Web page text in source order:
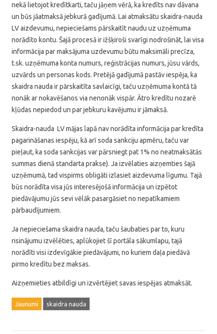
nekā lietojot kredītkarti, taču jāņem vērā, ka kredīts nav dāvana
un būs jāatmaksā jebkurā gadījumā. Lai atmaksātu skaidra-nauda
LV aizdevumu, nepieciešams pārskaitīt naudu uz uzņēmuma
norādīto kontu. Šajā procesā ir ižšķiroši svarīgi nodrošināt, lai visa
informācija par maksājuma uzdevumu būtu maksimāli precīza,
t.sk. uzņēmuma konta numurs, reģistrācijas numurs, jūsu vārds,
uzvārds un personas kods. Pretējā gadījumā pastāv iespēja, ka
skaidra nauda ir pārskaitīta savlaicīgi, taču uzņēmuma kontā tā
nonāk ar nokavēšanos via nenonāk vispār. Ātro kredītu nozarē
kļūdas nepiedod un par jebkuru kavējumu ir jāmaksā.
Skaidra-nauda LV mājas lapā nav norādīta informācija par kredīta
pagarināšanas iespēju, kā arī soda sankciju apmēru, taču var
pieļaut, ka soda sankcijas var pārsniegt pat 1% no neatmaksātās
summas dienā standarta prakse). Ja izvēlaties aizņemties šajā
uzņēmumā, tad vispirms obligāti izlasiet aizdevuma līgumu. Tajā
būs norādīta visa jūs interesējošā informācija un izpētot
piedāvājumu jūs sevi vēlāk pasargāsiet no nepatīkamiem
pārbaudījumiem.
Ja nepieciešama skaidra nauda, taču šaubaties par to, kuru
risinājumu izvēlēties, aplūkojiet šī portāla sākumlapu, tajā
norādīti visi izdevīgākie piedāvājumi, no kuriem daļa piedāvā
pirmo kredītu bez maksas.
Aizņemieties atbildīgi un izvērtējiet savas iespējas atmaksāt.
Jaunumi skaidra nauda